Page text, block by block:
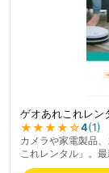
ゲオあれこれレン
★★★★☆4(1)
カメラや家電製品
これレンタル」。
得にレンタルして